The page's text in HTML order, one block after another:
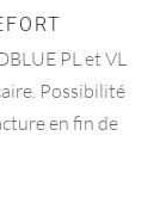
PL et VL
Possibilité
en fin de